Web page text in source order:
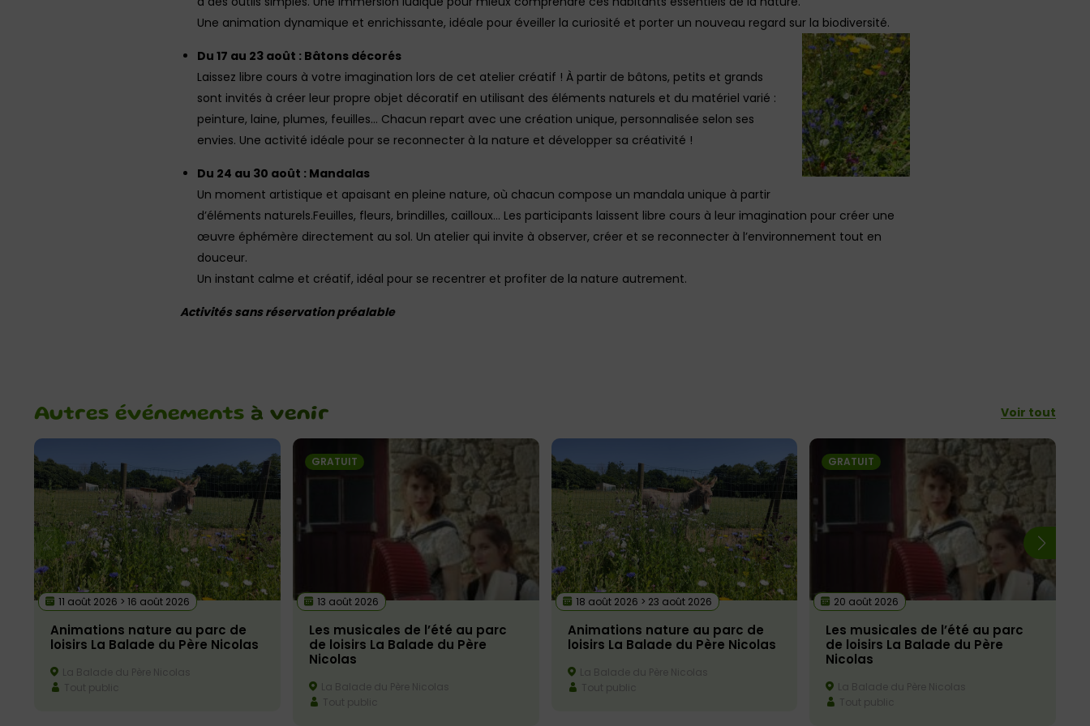
Une animation dynamique et enrichissante, idéale pour éveiller la curiosité et porter un nouveau regard sur la biodiversité.
Du 17 au 23 août : Bâtons décorés
Laissez libre cours à votre imagination lors de cet atelier créatif ! À partir de bâtons, petits et grands
sont invités à créer leur propre objet décoratif en utilisant des éléments naturels et du matériel varié :
peinture, laine, plumes, feuilles… Chacun repart avec une création unique, personnalisée selon ses
envies. Une activité idéale pour se reconnecter à la nature et développer sa créativité !
Du 24 au 30 août : Mandalas
Un moment artistique et apaisant en pleine nature, où chacun compose un mandala unique à partir
d’éléments naturels.Feuilles, fleurs, brindilles, cailloux… Les participants laissent libre cours à leur imagination pour créer une
œuvre éphémère directement au sol. Un atelier qui invite à observer, créer et se reconnecter à l’environnement tout en
douceur.
Un instant calme et créatif, idéal pour se recentrer et profiter de la nature autrement.
Activités sans réservation préalable
Autres événements à venir Voir tout
11 août 2026 > 16 août 2026
Animations nature au parc de
loisirs La Balade du Père Nicolas
La Balade du Père Nicolas
Tout public
13 août 2026
Les musicales de l’été au parc
de loisirs La Balade du Père
Nicolas
La Balade du Père Nicolas
Tout public
GRATUIT
18 août 2026 > 23 août 2026
Animations nature au parc de
loisirs La Balade du Père Nicolas
La Balade du Père Nicolas
Tout public
20 août 2026
Les musicales de l’été au parc
de loisirs La Balade du Père
Nicolas
La Balade du Père Nicolas
Tout public
GRATUIT